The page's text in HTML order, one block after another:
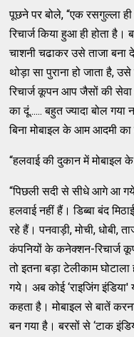
पूछने पर बोले, “एक रसगुल्‍ला ही
रिचार्ज किया हुआ ही होता है।
चाशनी चढाकर उसे ताजा बना
थोड़ा सा पुराना हो जाता है,
रिचार्ज कूपन आप जैसों की
का दूं...... बहुत ज्‍यादा बोल
बिना मोबाइल के आम आदमी
“हलवाई की दुकान में मोबाइल
“पिछली सदी से सीधे आगे आ
हलवाई नहीं हैं। डिब्‍बा बंद
रहे हैं। पनवाड़ी, मोची, धोबी,
कंपनियों के कनेक्‍शन-रिचार्ज
तो इतना बड़ा टेलीकाम
गये। अब कोई ‘राइजिंग इंडिया'
कहता है। मोबाइल से बातें
बन गया है। बरसों से ‘टाक